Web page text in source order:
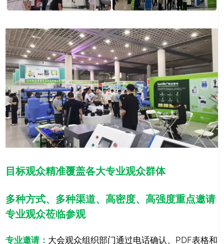
目标观众精准覆盖各大专业观众群体
多种方式、多种渠道、高密度、高强度重点邀请
专业观众莅临参观
专业邀请： 大会观众组织部门通过电话确认、PDF表格和
关闭